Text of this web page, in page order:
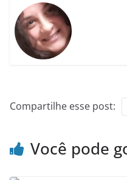
Compartilhe esse post:
Você pode